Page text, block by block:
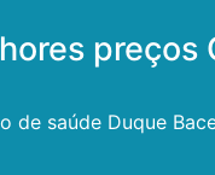
de saúde Duque